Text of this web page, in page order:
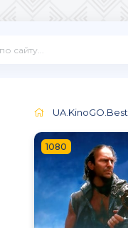
UA.KinoGO.Best
1080